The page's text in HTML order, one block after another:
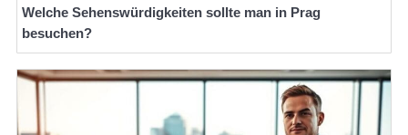
Welche Sehenswürdigkeiten sollte man in Prag
besuchen?